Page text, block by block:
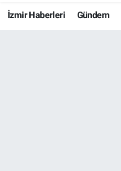
İzmir Haberleri Gündem
Resmi İlanlar